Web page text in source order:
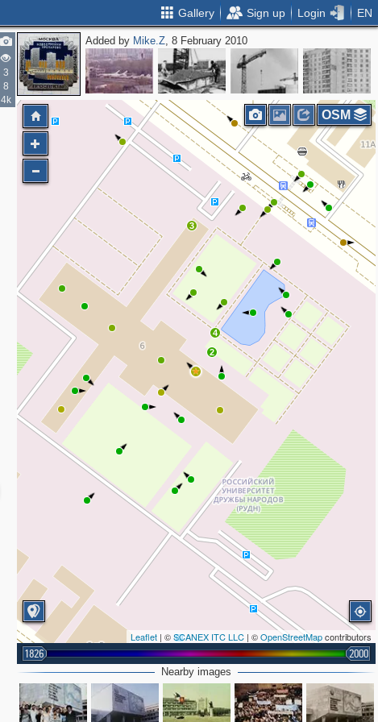
Gallery Sign up Login EN
3
8
4k
Added by Mike.Z, 8 February 2010
2
4
3
Leaflet | ©SCANEX ITC LLC | ©OpenStreetMapcontributors
1826 2000
OSM
Nearby images